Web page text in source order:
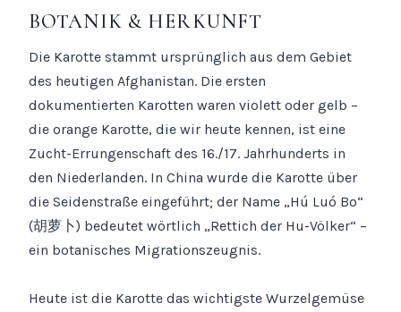
BOTANIK & HERKUNFT
Die Karotte stammt ursprünglich aus dem Gebiet
des heutigen Afghanistan. Die ersten
dokumentierten Karotten waren violett oder gelb –
die orange Karotte, die wir heute kennen, ist eine
Zucht-Errungenschaft des 16./17. Jahrhunderts in
den Niederlanden. In China wurde die Karotte über
die Seidenstraße eingeführt; der Name „Hú Luó Bo“
(胡萝卜) bedeutet wörtlich „Rettich der Hu-Völker“ –
ein botanisches Migrationszeugnis.
Heute ist die Karotte das wichtigste Wurzelgemüse